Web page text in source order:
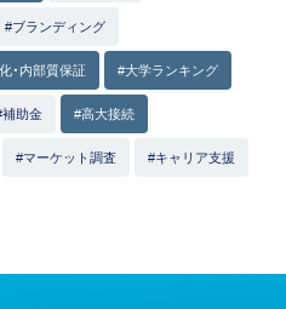
#ブランディング
・内部質保証 #大学ランキング
助金 #高大接続
#マーケット調査 #キャリア支援